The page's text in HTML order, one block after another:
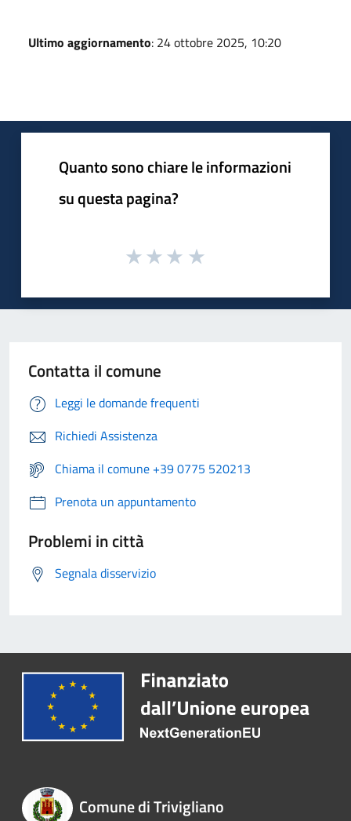
Ultimo aggiornamento: 24 ottobre 2025, 10:20
Quanto sono chiare le informazioni
su questa pagina?
Contatta il comune
Leggi le domande frequenti
Richiedi Assistenza
Chiama il comune +39 0775 520213
Prenota un appuntamento
Problemi in città
Segnala disservizio
Comune di Trivigliano